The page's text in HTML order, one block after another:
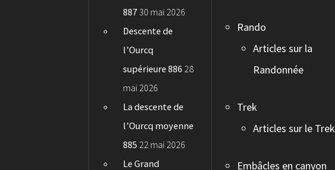
887 30 mai 2026
Descente de
l’Ourcq
supérieure 886 28
mai 2026
La descente de
l’Ourcq moyenne
885 22 mai 2026
Le Grand
Rando
Articles sur la
Randonnée
Trek
Articles sur le Trek
Embâcles en canyon